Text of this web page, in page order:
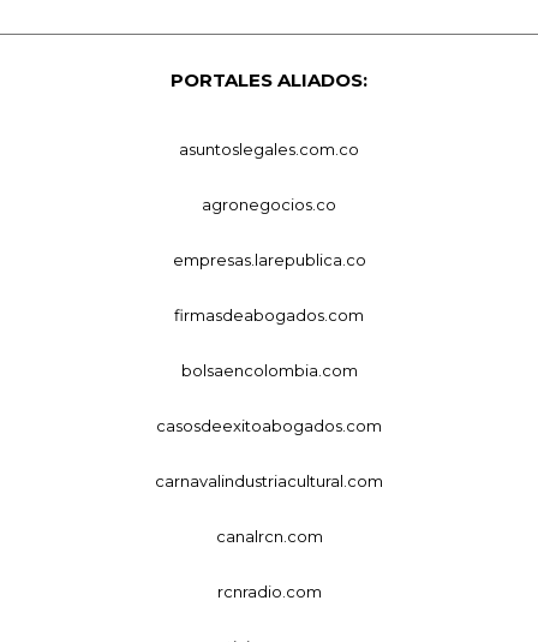
PORTALES ALIADOS:
asuntoslegales.com.co
agronegocios.co
empresas.larepublica.co
firmasdeabogados.com
bolsaencolombia.com
casosdeexitoabogados.com
carnavalindustriacultural.com
canalrcn.com
rcnradio.com